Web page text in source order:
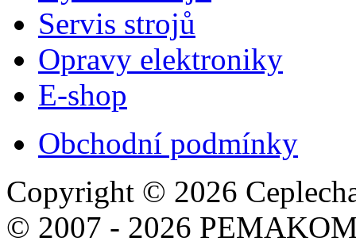
Servis strojů
Opravy elektroniky
E-shop
Obchodní podmínky
Copyright © 2026
© 2007 - 2026